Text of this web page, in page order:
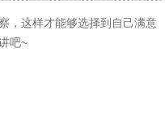
，这样才能够选择到自己满意
吧~